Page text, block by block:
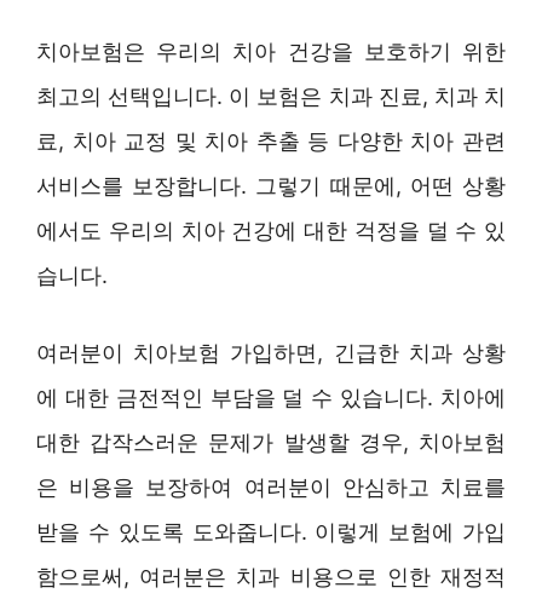
치아보험은 우리의 치아 건강을 보호하기 위한
최고의 선택입니다. 이 보험은 치과 진료, 치과 치
료, 치아 교정 및 치아 추출 등 다양한 치아 관련
서비스를 보장합니다. 그렇기 때문에, 어떤 상황
에서도 우리의 치아 건강에 대한 걱정을 덜 수 있
습니다.
여러분이 치아보험 가입하면, 긴급한 치과 상황
에 대한 금전적인 부담을 덜 수 있습니다. 치아에
대한 갑작스러운 문제가 발생할 경우, 치아보험
은 비용을 보장하여 여러분이 안심하고 치료를
받을 수 있도록 도와줍니다. 이렇게 보험에 가입
함으로써, 여러분은 치과 비용으로 인한 재정적